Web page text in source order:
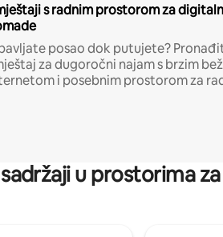
s radnim prostorom za
posao dok putujete?
za dugoročni najam s brzim
i posebnim prostorom za
u prostorima